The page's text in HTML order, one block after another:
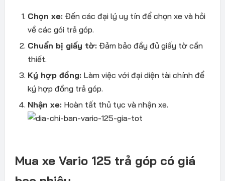
Chọn xe:Đến các đại lý uy tín để chọn xe và hỏi
về các gói trả góp.
Chuẩn bị giấy tờ:Đảm bảo đầy đủ giấy tờ cần
thiết.
Ký hợp đồng:Làm việc với đại diện tài chính để
ký hợp đồng trả góp.
Nhận xe:Hoàn tất thủ tục và nhận xe.
Mua xe Vario 125 trả góp có giá